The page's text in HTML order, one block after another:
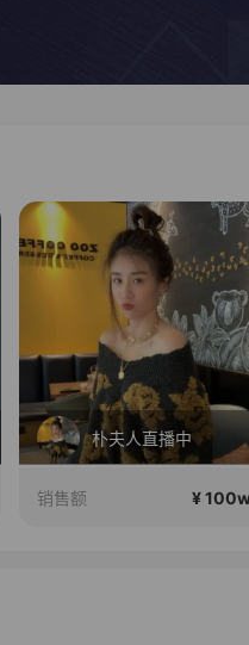
朴夫人直播中
销售额 ¥